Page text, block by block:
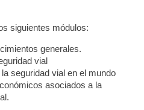
siguientes módulos:
generales.
vial
seguridad vial en el mundo
asociados a la